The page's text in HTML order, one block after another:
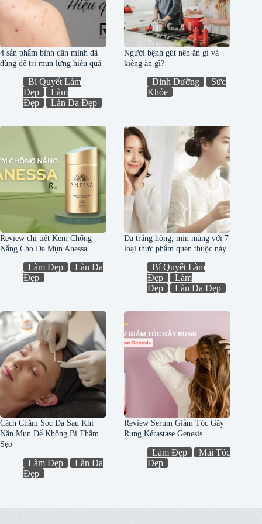
4 sản phẩm bình dân mình đã
dùng để trị mụn lưng hiệu quả
Bí Quyết Làm
Đẹp
Làm
Đẹp
Làn Da Đẹp
Người bệnh gút nên ăn gì và
kiêng ăn gì?
Dinh Dưỡng
Sức
Khỏe
Review chi tiết Kem Chống
Nắng Cho Da Mụn Anessa
Làm Đẹp
Làn Da
Đẹp
Da trắng hồng, mịn màng với 7
loại thực phẩm quen thuộc này
Bí Quyết Làm
Đẹp
Làm
Đẹp
Làn Da Đẹp
Cách Chăm Sóc Da Sau Khi
Nặn Mụn Để Không Bị Thâm
Sẹo
Làm Đẹp
Làn Da
Đẹp
Review Serum Giảm Tóc Gãy
Rụng Kérastase Genesis
Làm Đẹp
Mái Tóc
Đẹp